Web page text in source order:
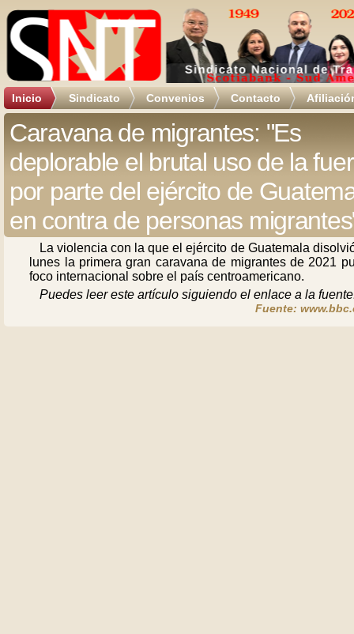
Inicio Sindicato Convenios Contacto
Caravana de migrantes: "Es
deplorable el brutal uso de la
por parte del ejército de
en contra de personas
La violencia con la que el ejército de Guatemala
lunes la primera gran caravana de migrantes de 2021
foco internacional sobre el país centroamericano.
Puedes leer este artículo siguiendo el enlace a la
Fuente: